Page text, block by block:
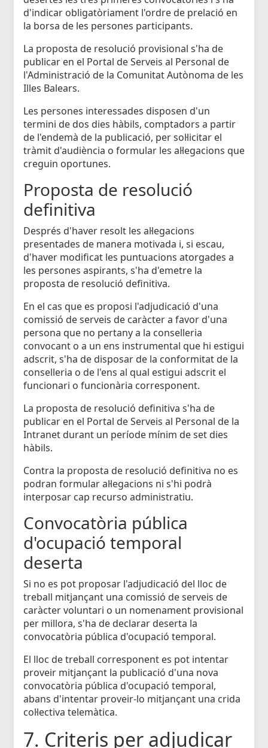
d'indicar obligatòriament l'ordre de prelació en
la borsa de les persones participants.
La proposta de resolució provisional s'ha de
publicar en el Portal de Serveis al Personal de
l'Administració de la Comunitat Autònoma de les
Illes Balears.
Les persones interessades disposen d'un
termini de dos dies hàbils, comptadors a partir
de l'endemà de la publicació, per sol·licitar el
tràmit d'audiència o formular les al·legacions que
creguin oportunes.
Proposta de resolució
definitiva
Després d'haver resolt les al·legacions
presentades de manera motivada i, si escau,
d'haver modificat les puntuacions atorgades a
les persones aspirants, s'ha d'emetre la
proposta de resolució definitiva.
En el cas que es proposi l'adjudicació d'una
comissió de serveis de caràcter a favor d'una
persona que no pertany a la conselleria
convocant o a un ens instrumental que hi estigui
adscrit, s'ha de disposar de la conformitat de la
conselleria o de l'ens al qual estigui adscrit el
funcionari o funcionària corresponent.
La proposta de resolució definitiva s'ha de
publicar en el Portal de Serveis al Personal de la
Intranet durant un període mínim de set dies
hàbils.
Contra la proposta de resolució definitiva no es
podran formular al·legacions ni s'hi podrà
interposar cap recurso administratiu.
Convocatòria pública
d'ocupació temporal
deserta
Si no es pot proposar l'adjudicació del lloc de
treball mitjançant una comissió de serveis de
caràcter voluntari o un nomenament provisional
per millora, s'ha de declarar deserta la
convocatòria pública d'ocupació temporal.
El lloc de treball corresponent es pot intentar
proveir mitjançant la publicació d'una nova
convocatòria pública d'ocupació temporal,
abans d'intentar proveir-lo mitjançant una crida
col·lectiva telemàtica.
7. Criteris per adjudicar